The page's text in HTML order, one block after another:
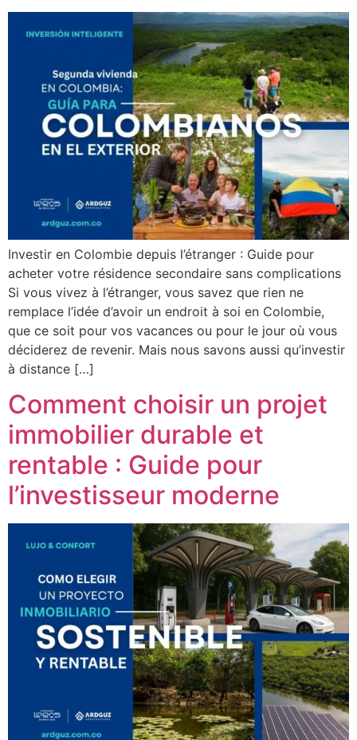
Investir en Colombie depuis l’étranger : Guide pour
acheter votre résidence secondaire sans complications
Si vous vivez à l’étranger, vous savez que rien ne
remplace l’idée d’avoir un endroit à soi en Colombie,
que ce soit pour vos vacances ou pour le jour où vous
déciderez de revenir. Mais nous savons aussi qu’investir
à distance […]
Comment choisir un projet
immobilier durable et
rentable : Guide pour
l’investisseur moderne